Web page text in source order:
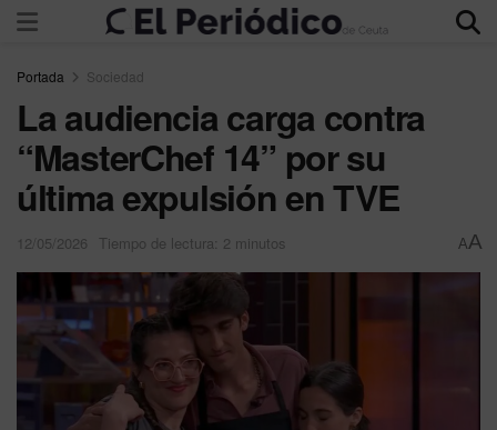
Portada Sociedad
La audiencia carga contra
“MasterChef 14” por su
última expulsión en TVE
12/05/2026 Tiempo de lectura: 2 minutos AA